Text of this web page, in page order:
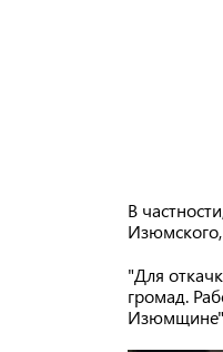
В
Изюмского,
"Для
громад.